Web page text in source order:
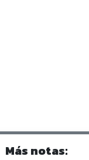
Más notas: